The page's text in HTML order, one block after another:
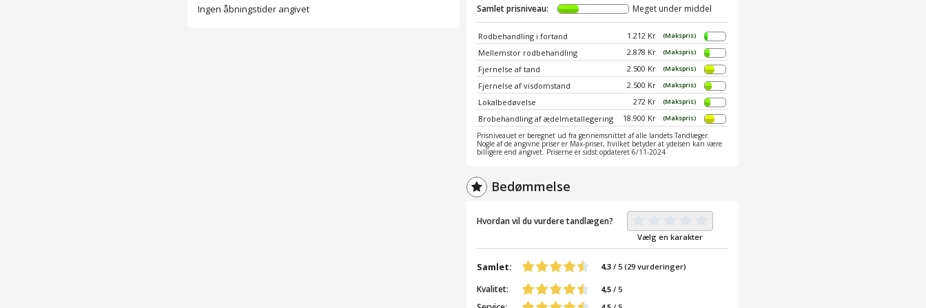
Ingen åbningstider angivet Samlet prisniveau: Meget under middel
Rodbehandling i fortand 1.212 Kr (Makspris)
Mellemstor rodbehandling 2.878 Kr (Makspris)
Fjernelse af tand 2.500 Kr (Makspris)
Fjernelse af visdomstand 2.500 Kr (Makspris)
Lokalbedøvelse 272 Kr (Makspris)
Brobehandling af ædelmetallegering 18.900 Kr (Makspris)
Prisniveauet er beregnet ud fra gennemsnittet af alle landets Tandlæger.
Nogle af de angivne priser er Max-priser, hvilket betyder at ydelsen kan være
billigere end angivet. Priserne er sidst opdateret 6/11-2024
Bedømmelse
Hvordan vil du vurdere tandlægen?
Vælg en karakter
Samlet: 4,3 / 5 (29 vurderinger)
Kvalitet: 4,5 / 5